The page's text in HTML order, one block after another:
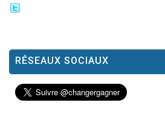
RÉSEAUX SOCIAUX